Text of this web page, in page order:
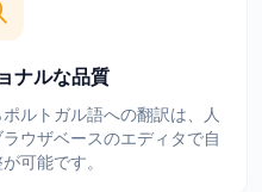
ナルな品質
ルトガル語への翻訳は、人
ウザベースのエディタで自
可能です。